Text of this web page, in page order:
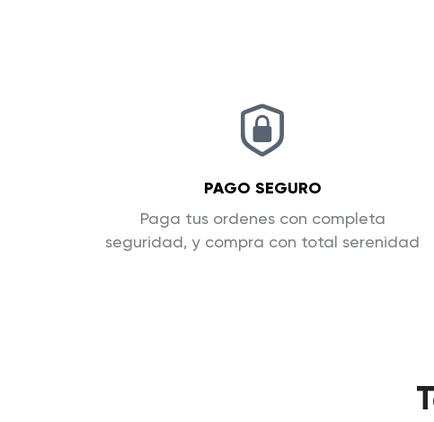
PAGO SEGURO
Paga tus ordenes con completa
seguridad, y compra con total serenidad